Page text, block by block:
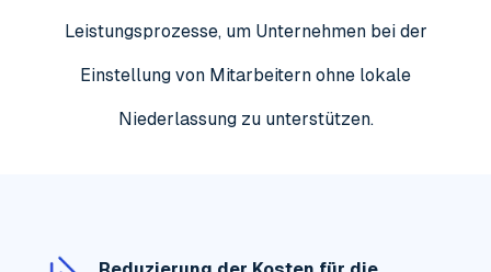
Leistungsprozesse, um Unternehmen bei der
Einstellung von Mitarbeitern ohne lokale
Niederlassung zu unterstützen.